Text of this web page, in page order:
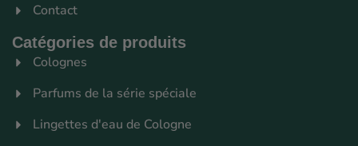
Contact
Catégories de produits
Colognes
Parfums de la série spéciale
Lingettes d'eau de Cologne